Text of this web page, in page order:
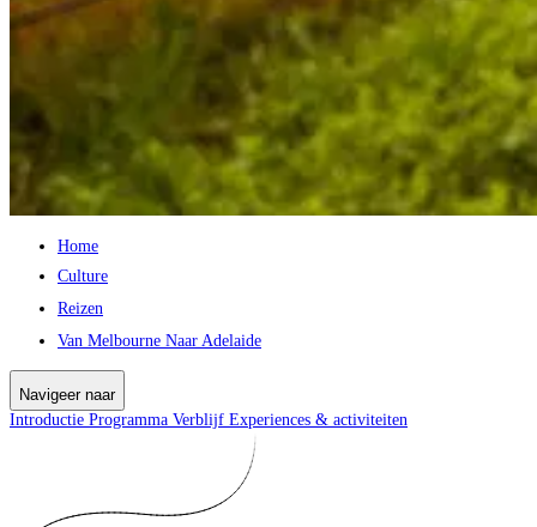
Home
Culture
Reizen
Van Melbourne Naar Adelaide
Navigeer naar
Introductie Programma Verblijf Experiences & activiteiten